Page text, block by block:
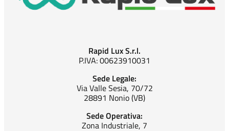
Rapid Lux S.r.l.
P.IVA: 00623910031
Sede Legale:
Via Valle Sesia, 70/72
28891 Nonio (VB)
Sede Operativa:
Zona Industriale, 7